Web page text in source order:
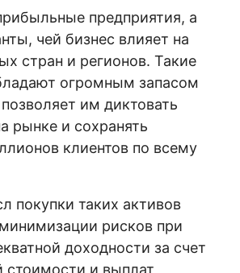
предприятия, а
чей бизнес влияет на
стран и регионов. Такие
огромным запасом
им диктовать
рынке и сохранять
клиентов по всему
покупки таких активов
рисков при
доходности за счет
стоимости и выплат